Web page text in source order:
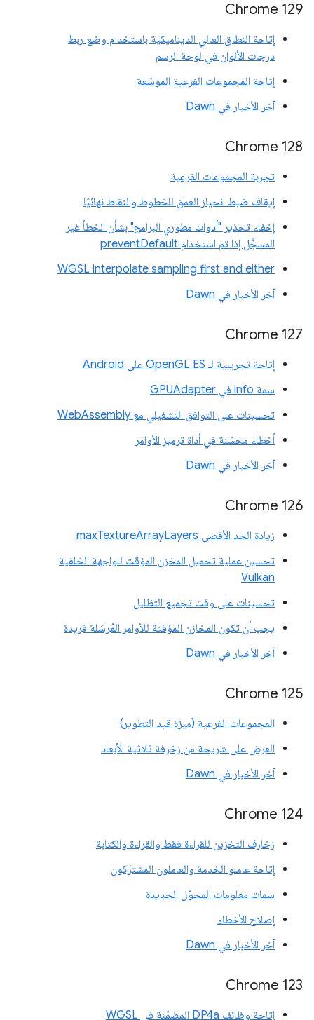
Chrome 129
إتاحة النطاق العالي الديناميكية باستخدام وضع ربط
درجات الألوان في لوحة الرسم
إتاحة المجموعات الفرعية الموسّعة
آخر الأخبار في Dawn
Chrome 128
تجربة المجموعات الفرعية
إيقاف ضبط انحياز العمق للخطوط والنقاط نهائيًا
إخفاء تحذير "أدوات مطوري البرامج" بشأن الخطأ غير
المسجَّل إذا تم استخدام preventDefault
WGSL interpolate sampling first and either
آخر الأخبار في Dawn
Chrome 127
إتاحة تجريبية لـ OpenGL ES على Android
سمة info في GPUAdapter
تحسينات على التوافق التشغيلي مع WebAssembly
أخطاء محسّنة في أداة ترميز الأوامر
آخر الأخبار في Dawn
Chrome 126
زيادة الحد الأقصى maxTextureArrayLayers
تحسين عملية تحميل المخزن المؤقت للواجهة الخلفية
Vulkan
تحسينات على وقت تجميع التظليل
يجب أن تكون المخازن المؤقتة للأوامر المُرسَلة فريدة
آخر الأخبار في Dawn
Chrome 125
المجموعات الفرعية (ميزة قيد التطوير)
العرض على شريحة من زخرفة ثلاثية الأبعاد
آخر الأخبار في Dawn
Chrome 124
زخارف التخزين للقراءة فقط والقراءة والكتابة
إتاحة عاملو الخدمة والعاملون المشترَكون
سمات معلومات المحوّل الجديدة
إصلاح الأخطاء
آخر الأخبار في Dawn
Chrome 123
إتاحة وظائف DP4a المضمّنة في WGSL